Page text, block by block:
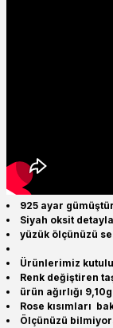
925 ayar gümüştür
Siyah oksit
yüzük ölçünüzü
Ürünlerimiz
Renk değiştiren
ürün ağırlığı
Rose kısımları
Ölçünüzü